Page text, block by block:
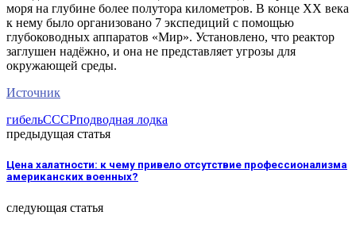
моря на глубине более полутора километров. В конце XX века
к нему было организовано 7 экспедиций с помощью
глубоководных аппаратов «Мир». Установлено, что реактор
заглушен надёжно, и она не представляет угрозы для
окружающей среды.
Источник
гибельСССРподводная лодка
предыдущая статья
Цена халатности: к чему привело отсутствие профессионализма
американских военных?
следующая статья